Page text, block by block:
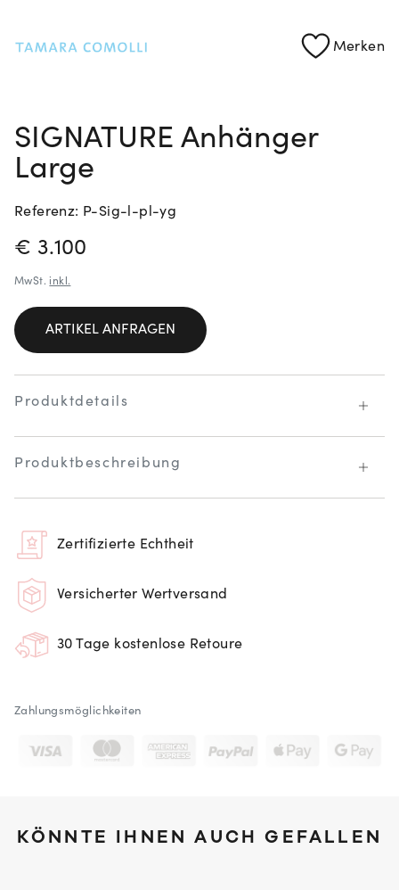
Merken
SIGNATURE Anhänger
Large
Referenz: P-Sig-l-pl-yg
PREISINFORMATIONEN
€ 3.100
MwSt. inkl.
ARTIKEL ANFRAGEN
Produktdetails
Produktbeschreibung
Zertifizierte Echtheit
Versicherter Wertversand
30 Tage kostenlose Retoure
Zahlungsmöglichkeiten
KÖNNTE IHNEN AUCH GEFALLEN